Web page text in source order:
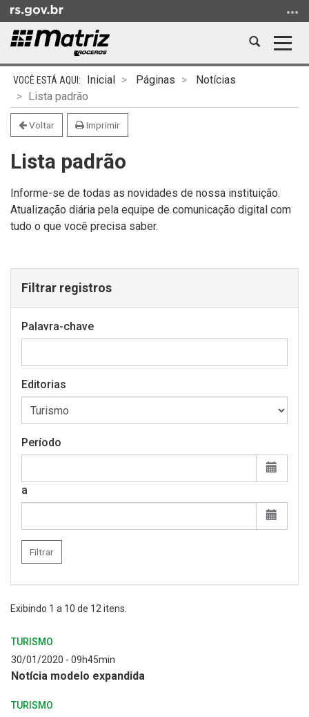
para
menu
para
busca
Abrir
Início
conteúdo
Inicial Páginas
Notícias
Lista padrão
Voltar Imprimir
Lista padrão
Informe-se de todas as novidades de nossa instituição.
Atualização diária pela equipe de comunicação digital com
tudo o que você precisa saber.
Filtrar registros
Palavra-chave
Editorias
Período
a
Filtrar
Exibindo 1 a 10 de 12 itens.
TURISMO
30/01/2020 - 09h45min
Notícia modelo expandida
TURISMO